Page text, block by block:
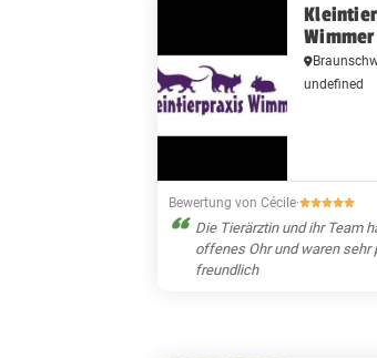
Wimmer
undefined
Bewertung von Cécile·
Die Tierärztin und ihr Team
offenes Ohr und waren sehr
freundlich